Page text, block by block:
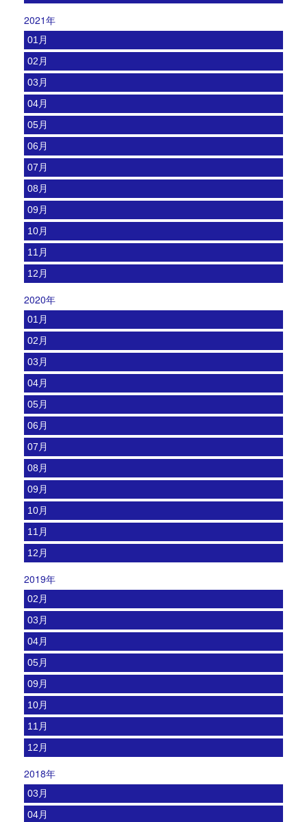
2021年
01月
02月
03月
04月
05月
06月
07月
08月
09月
10月
11月
12月
2020年
01月
02月
03月
04月
05月
06月
07月
08月
09月
10月
11月
12月
2019年
02月
03月
04月
05月
09月
10月
11月
12月
2018年
03月
04月